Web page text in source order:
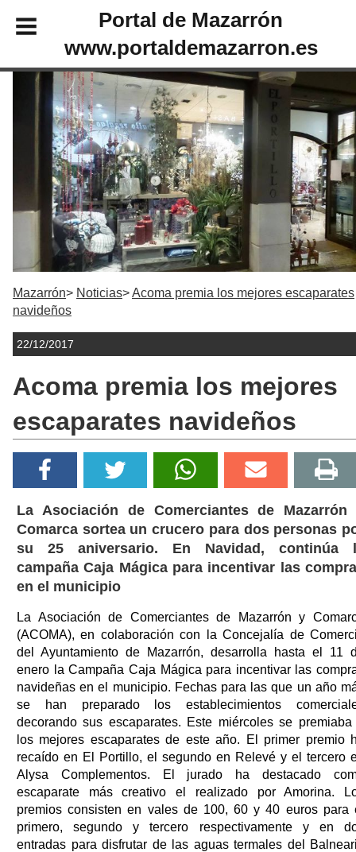
Portal de Mazarrón
www.portaldemazarron.es
Mazarrón Noticias
Acoma premia los mejores escaparates
navideños
22/12/2017
Acoma premia los mejores
escaparates navideños
La Asociación de Comerciantes de Mazarrón
Comarca sortea un crucero para dos personas
su 25 aniversario. En Navidad, continúa
campaña Caja Mágica para incentivar las
en el municipio
La Asociación de Comerciantes de Mazarrón y
(ACOMA), en colaboración con la Concejalía de
del Ayuntamiento de Mazarrón, desarrolla hasta el 11
enero la Campaña Caja Mágica para incentivar las
navideñas en el municipio. Fechas para las que un año
se han preparado los establecimientos
decorando sus escaparates. Este miércoles se premiaba
los mejores escaparates de este año. El primer premio
recaído en El Portillo, el segundo en Relevé y el tercero
Alysa Complementos. El jurado ha destacado
escaparate más creativo el realizado por Amorina.
premios consisten en vales de 100, 60 y 40 euros para
primero, segundo y tercero respectivamente y en
entradas para disfrutar de las aguas termales del